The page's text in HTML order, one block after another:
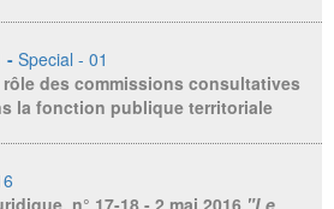
- Special - 01
des commissions consultatives
la fonction publique territoriale